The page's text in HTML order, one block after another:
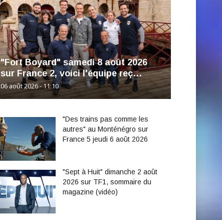
"Fort Boyard" samedi 8 août 2026
sur France 2, voici l'équipe reç…
06 août 2026 - 11:10
"Des trains pas comme les
autres" au Monténégro sur
France 5 jeudi 6 août 2026
"Sept à Huit" dimanche 2 août
2026 sur TF1, sommaire du
magazine (vidéo)